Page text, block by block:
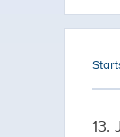
13.